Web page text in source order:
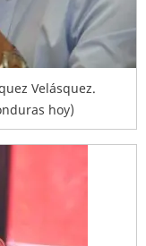
Velásquez.
hoy)